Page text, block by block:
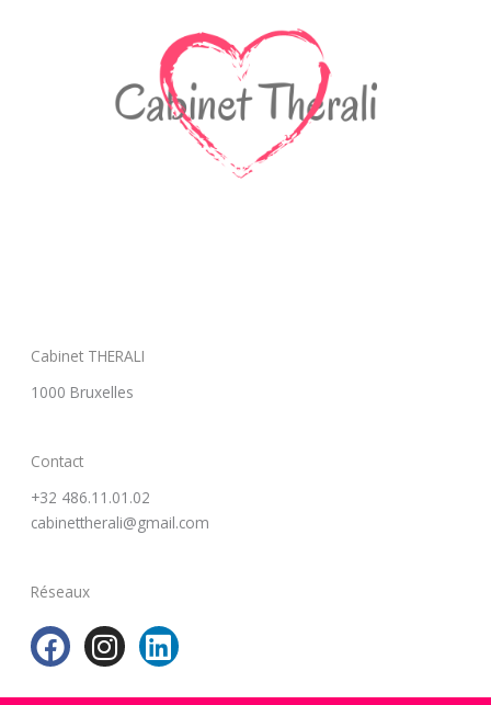
Cabinet THERALI
1000 Bruxelles
Contact
+32 486.11.01.02
cabinettherali@gmail.com
Réseaux
F
a
c
I
n
s
L
i
n